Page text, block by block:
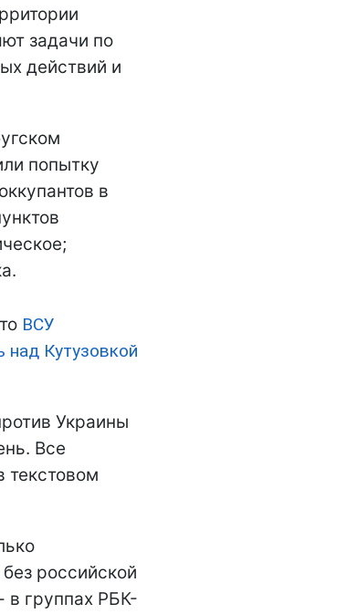
задачи по
действий и
попытку
в
ВСУ
над Кутузовкой
Украины
Все
текстовом
российской
в группах РБК-